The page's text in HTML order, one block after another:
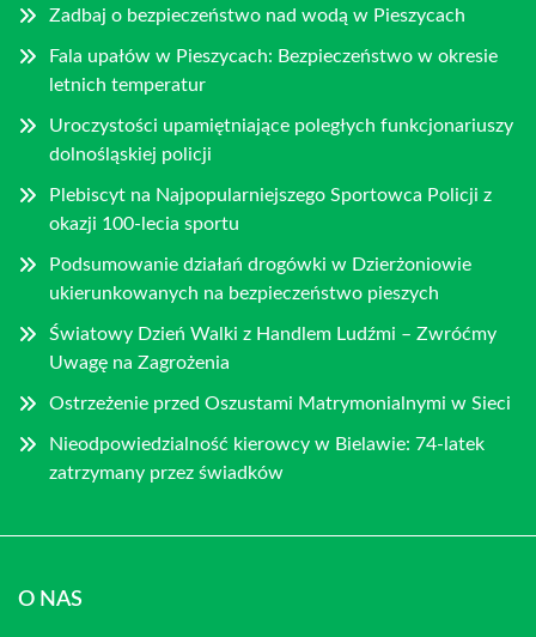
Zadbaj o bezpieczeństwo nad wodą w Pieszycach
Fala upałów w Pieszycach: Bezpieczeństwo w okresie
letnich temperatur
Uroczystości upamiętniające poległych funkcjonariuszy
dolnośląskiej policji
Plebiscyt na Najpopularniejszego Sportowca Policji z
okazji 100-lecia sportu
Podsumowanie działań drogówki w Dzierżoniowie
ukierunkowanych na bezpieczeństwo pieszych
Światowy Dzień Walki z Handlem Ludźmi – Zwróćmy
Uwagę na Zagrożenia
Ostrzeżenie przed Oszustami Matrymonialnymi w Sieci
Nieodpowiedzialność kierowcy w Bielawie: 74-latek
zatrzymany przez świadków
O NAS